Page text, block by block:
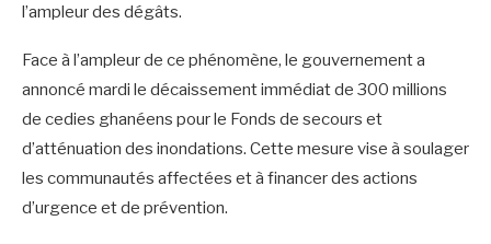
l’ampleur des dégâts.
‎Face à l’ampleur de ce phénomène, le gouvernement a
annoncé mardi le décaissement immédiat de 300 millions
de cedies ghanéens pour le Fonds de secours et
d’atténuation des inondations. Cette mesure vise à soulager
les communautés affectées et à financer des actions
d’urgence et de prévention.